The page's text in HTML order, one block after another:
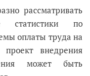
рассматривать
статистики по
оплаты труда на
внедрения
может быть